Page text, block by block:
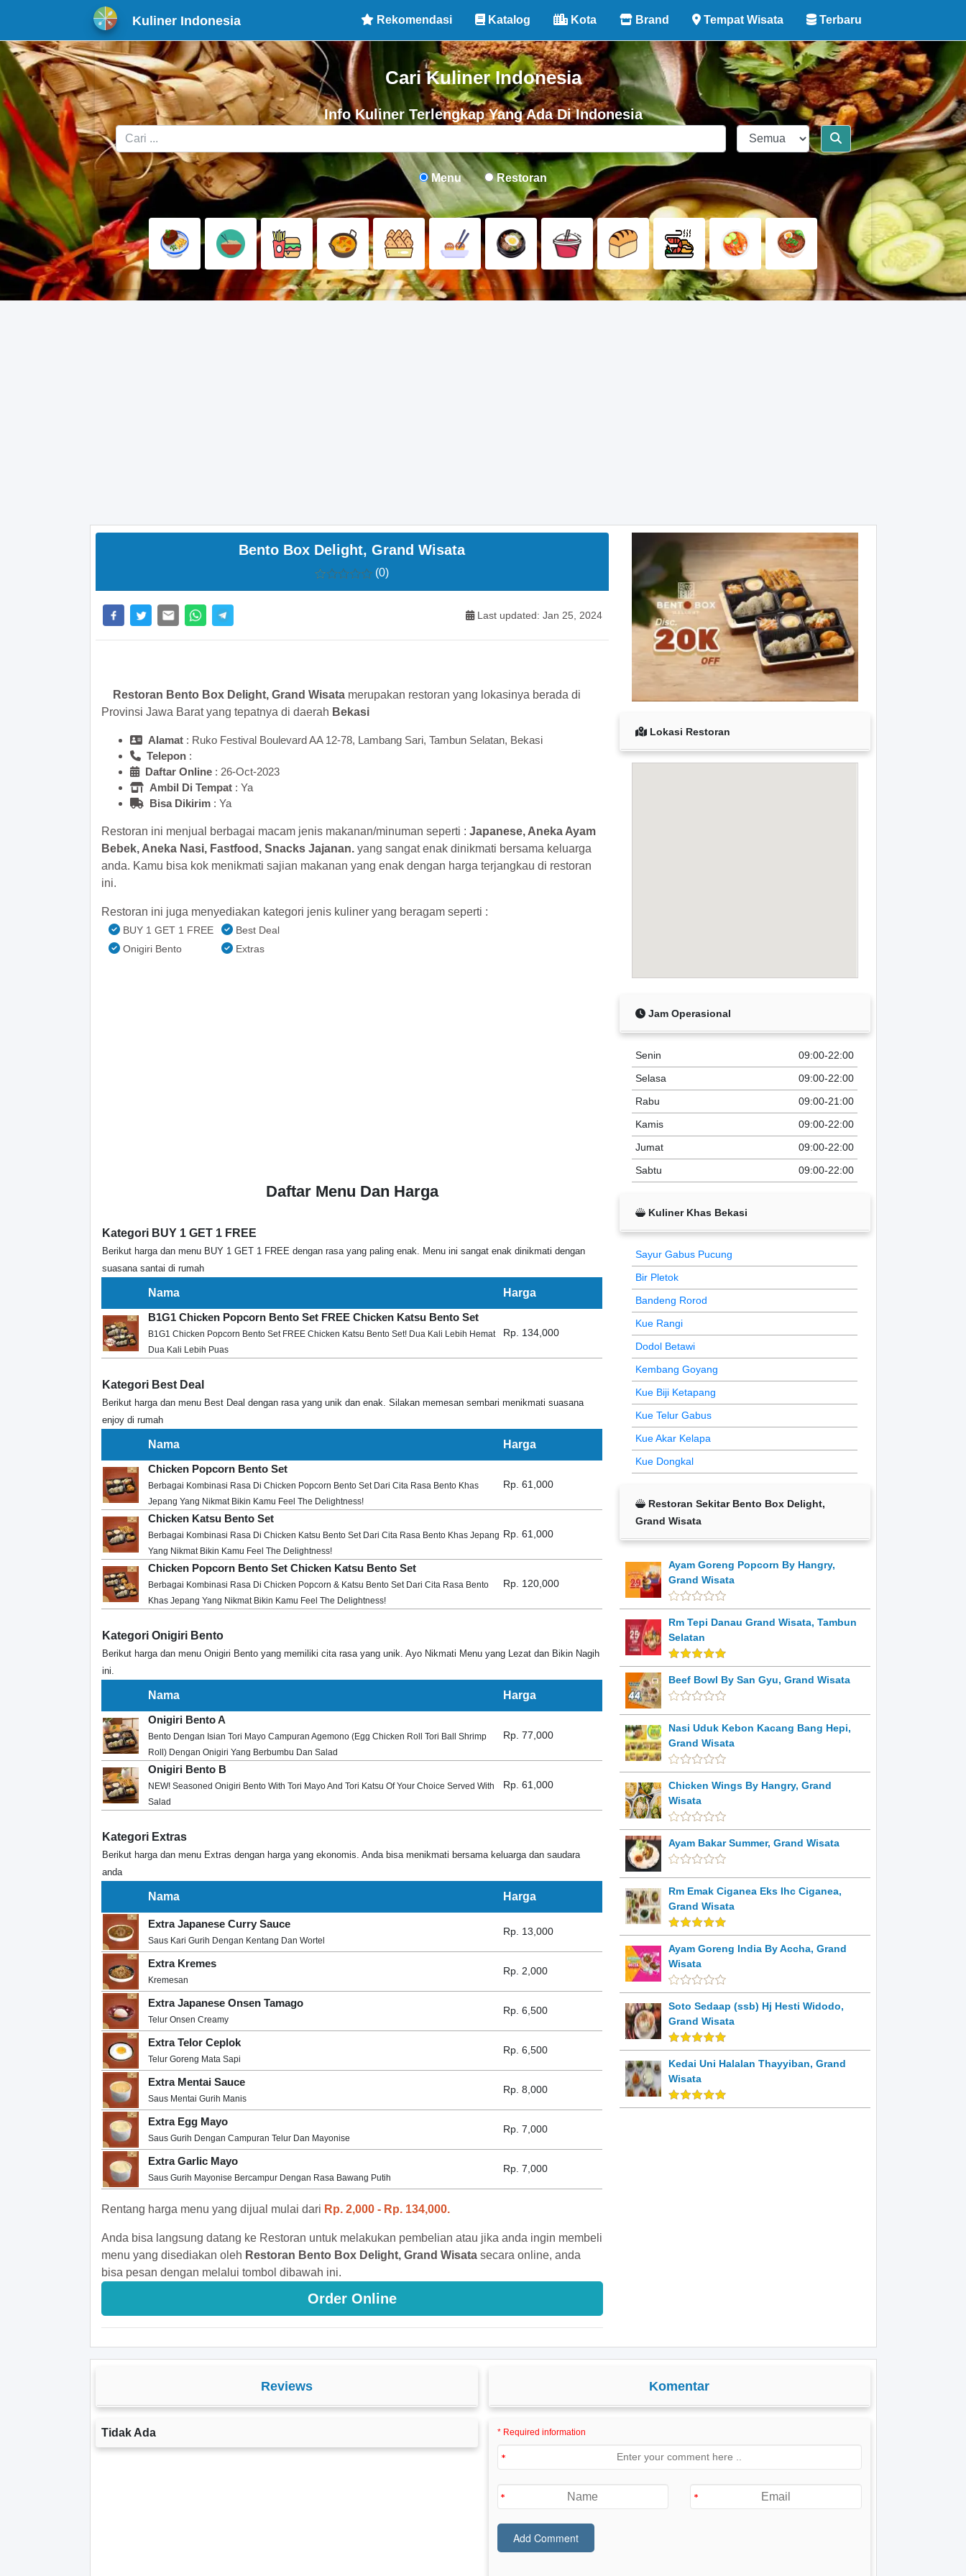
Kuliner Indonesia Rekomendasi Katalog Kota Brand Tempat Wisata Terbaru
Cari Kuliner Indonesia
Info Kuliner Terlengkap Yang Ada Di Indonesia
Menu Restoran
Bento Box Delight, Grand Wisata
(0)
Last updated: Jan 25, 2024
Restoran Bento Box Delight, Grand Wisata merupakan restoran yang lokasinya berada di
Provinsi Jawa Barat yang tepatnya di daerah Bekasi
Alamat : Ruko Festival Boulevard AA 12-78, Lambang Sari, Tambun Selatan, Bekasi
Telepon :
Daftar Online : 26-Oct-2023
Ambil Di Tempat : Ya
Bisa Dikirim : Ya
Restoran ini menjual berbagai macam jenis makanan/minuman seperti : Japanese, Aneka Ayam
Bebek, Aneka Nasi, Fastfood, Snacks Jajanan. yang sangat enak dinikmati bersama keluarga
anda. Kamu bisa kok menikmati sajian makanan yang enak dengan harga terjangkau di restoran
ini.
Restoran ini juga menyediakan kategori jenis kuliner yang beragam seperti :
BUY 1 GET 1 FREE
Best Deal
Onigiri Bento
Extras
Daftar Menu Dan Harga
Kategori BUY 1 GET 1 FREE
Berikut harga dan menu BUY 1 GET 1 FREE dengan rasa yang paling enak. Menu ini sangat enak dinikmati dengan
suasana santai di rumah
Nama
Harga
B1G1 Chicken Popcorn Bento Set FREE Chicken Katsu Bento Set
B1G1 Chicken Popcorn Bento Set FREE Chicken Katsu Bento Set! Dua Kali Lebih Hemat
Dua Kali Lebih Puas
Rp. 134,000
Kategori Best Deal
Berikut harga dan menu Best Deal dengan rasa yang unik dan enak. Silakan memesan sembari menikmati suasana
enjoy di rumah
Nama
Harga
Chicken Popcorn Bento Set
Berbagai Kombinasi Rasa Di Chicken Popcorn Bento Set Dari Cita Rasa Bento Khas
Jepang Yang Nikmat Bikin Kamu Feel The Delightness!
Rp. 61,000
Chicken Katsu Bento Set
Berbagai Kombinasi Rasa Di Chicken Katsu Bento Set Dari Cita Rasa Bento Khas Jepang
Yang Nikmat Bikin Kamu Feel The Delightness!
Rp. 61,000
Chicken Popcorn Bento Set Chicken Katsu Bento Set
Berbagai Kombinasi Rasa Di Chicken Popcorn & Katsu Bento Set Dari Cita Rasa Bento
Khas Jepang Yang Nikmat Bikin Kamu Feel The Delightness!
Rp. 120,000
Kategori Onigiri Bento
Berikut harga dan menu Onigiri Bento yang memiliki cita rasa yang unik. Ayo Nikmati Menu yang Lezat dan Bikin Nagih
ini.
Nama
Harga
Onigiri Bento A
Bento Dengan Isian Tori Mayo Campuran Agemono (Egg Chicken Roll Tori Ball Shrimp
Roll) Dengan Onigiri Yang Berbumbu Dan Salad
Rp. 77,000
Onigiri Bento B
NEW! Seasoned Onigiri Bento With Tori Mayo And Tori Katsu Of Your Choice Served With
Salad
Rp. 61,000
Kategori Extras
Berikut harga dan menu Extras dengan harga yang ekonomis. Anda bisa menikmati bersama keluarga dan saudara
anda
Nama Harga
Extra Japanese Curry Sauce
Saus Kari Gurih Dengan Kentang Dan Wortel
Rp. 13,000
Extra Kremes
Kremesan
Rp. 2,000
Extra Japanese Onsen Tamago
Telur Onsen Creamy
Rp. 6,500
Extra Telor Ceplok
Telur Goreng Mata Sapi
Rp. 6,500
Extra Mentai Sauce
Saus Mentai Gurih Manis
Rp. 8,000
Extra Egg Mayo
Saus Gurih Dengan Campuran Telur Dan Mayonise
Rp. 7,000
Extra Garlic Mayo
Saus Gurih Mayonise Bercampur Dengan Rasa Bawang Putih
Rp. 7,000
Rentang harga menu yang dijual mulai dari Rp. 2,000 - Rp. 134,000.
Anda bisa langsung datang ke Restoran untuk melakukan pembelian atau jika anda ingin membeli
menu yang disediakan oleh Restoran Bento Box Delight, Grand Wisata secara online, anda
bisa pesan dengan melalui tombol dibawah ini.
Order Online
Lokasi Restoran
Jam Operasional
Senin
09:00-22:00
Selasa
09:00-22:00
Rabu
09:00-21:00
Kamis
09:00-22:00
Jumat
09:00-22:00
Sabtu
09:00-22:00
Kuliner Khas Bekasi
Sayur Gabus Pucung
Bir Pletok
Bandeng Rorod
Kue Rangi
Dodol Betawi
Kembang Goyang
Kue Biji Ketapang
Kue Telur Gabus
Kue Akar Kelapa
Kue Dongkal
Restoran Sekitar Bento Box Delight,
Grand Wisata
Ayam Goreng Popcorn By Hangry,
Grand Wisata
Rm Tepi Danau Grand Wisata, Tambun
Selatan
Beef Bowl By San Gyu, Grand Wisata
Nasi Uduk Kebon Kacang Bang Hepi,
Grand Wisata
Chicken Wings By Hangry, Grand
Wisata
Ayam Bakar Summer, Grand Wisata
Rm Emak Ciganea Eks Ihc Ciganea,
Grand Wisata
Ayam Goreng India By Accha, Grand
Wisata
Soto Sedaap (ssb) Hj Hesti Widodo,
Grand Wisata
Kedai Uni Halalan Thayyiban, Grand
Wisata
Reviews
Tidak Ada
Komentar
* Required information